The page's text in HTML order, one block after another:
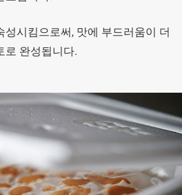
성시킴으로써, 맛에 부드러움이 더
로 완성됩니다.